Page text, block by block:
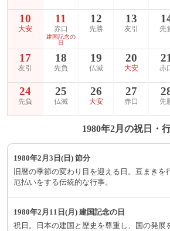
10
大安
11
赤口
建国記念の
日
12
先勝
13
友引 先
17
友引
18
先負
19
仏滅
20
大安
21
赤
24
先負
25
仏滅
26
大安
27
赤口 先
1980年2月の祝日・
1980年2月3日(日) 節分
旧暦の季節の変わり目を迎える日。豆まきを
厄払いをする伝統的な行事。
1980年2月11日(月) 建国記念の日
祝日。日本の建国と歴史を尊重し、国の発展